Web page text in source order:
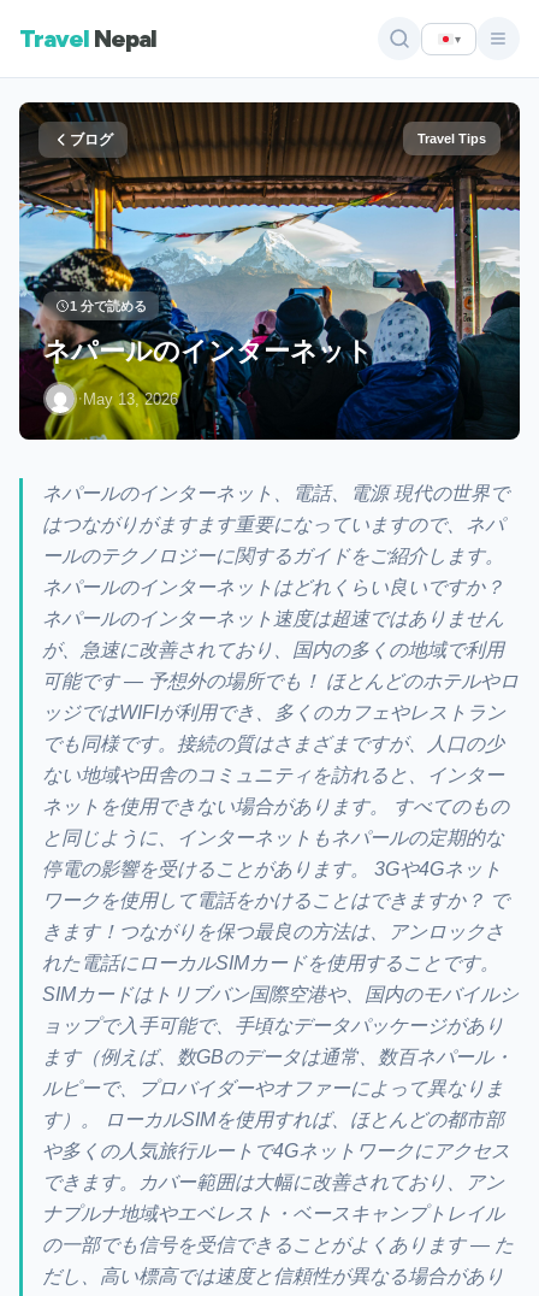
Travel Nepal ▾
ブログ Travel Tips
1 分で読める
ネパールのインターネット
·May 13, 2026
ネパールのインターネット、電話、電源 現代の世界で
はつながりがますます重要になっていますので、ネパ
ールのテクノロジーに関するガイドをご紹介します。
ネパールのインターネットはどれくらい良いですか？
ネパールのインターネット速度は超速ではありません
が、急速に改善されており、国内の多くの地域で利用
可能です — 予想外の場所でも！ ほとんどのホテルやロ
ッジではWIFIが利用でき、多くのカフェやレストラン
でも同様です。接続の質はさまざまですが、人口の少
ない地域や田舎のコミュニティを訪れると、インター
ネットを使用できない場合があります。 すべてのもの
と同じように、インターネットもネパールの定期的な
停電の影響を受けることがあります。 3Gや4Gネット
ワークを使用して電話をかけることはできますか？ で
きます！つながりを保つ最良の方法は、アンロックさ
れた電話にローカルSIMカードを使用することです。
SIMカードはトリブバン国際空港や、国内のモバイルシ
ョップで入手可能で、手頃なデータパッケージがあり
ます（例えば、数GBのデータは通常、数百ネパール・
ルピーで、プロバイダーやオファーによって異なりま
す）。 ローカルSIMを使用すれば、ほとんどの都市部
や多くの人気旅行ルートで4Gネットワークにアクセス
できます。カバー範囲は大幅に改善されており、アン
ナプルナ地域やエベレスト・ベースキャンプトレイル
の一部でも信号を受信できることがよくあります — た
だし、高い標高では速度と信頼性が異なる場合があり